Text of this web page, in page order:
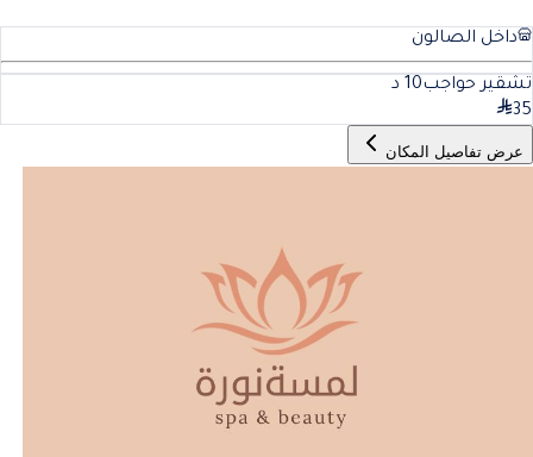
داخل الصالون
تشقير حواجب10 د
35
عرض تفاصيل المكان